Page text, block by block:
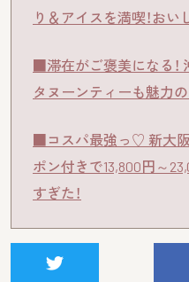
り＆アイスを満喫！おい
■滞在がご褒美になる！
タヌーンティーも魅力
■コスパ最強っ♡ 新大
ポン付きで13,800円～
すぎた！